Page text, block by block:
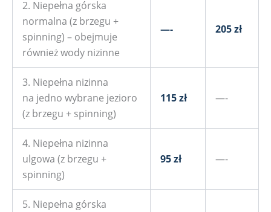
2. Niepełna górska
normalna (z brzegu +
spinning) – obejmuje
również wody nizinne
—- 205 zł
3. Niepełna nizinna
na jedno wybrane jezioro
(z brzegu + spinning)
115 zł —-
4. Niepełna nizinna
ulgowa (z brzegu +
spinning)
95 zł —-
5. Niepełna górska